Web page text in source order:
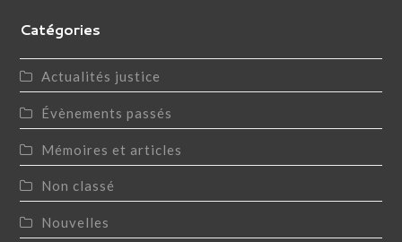
Catégories
Actualités justice
Évènements passés
Mémoires et articles
Non classé
Nouvelles